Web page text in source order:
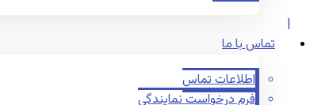
تماس با ما
اطلاعات تماس
فرم درخواست نمایندگی